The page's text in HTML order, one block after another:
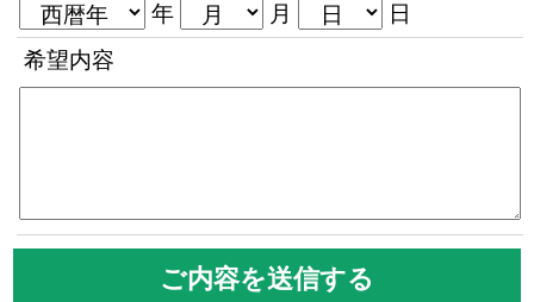
年
月
日
希望内容